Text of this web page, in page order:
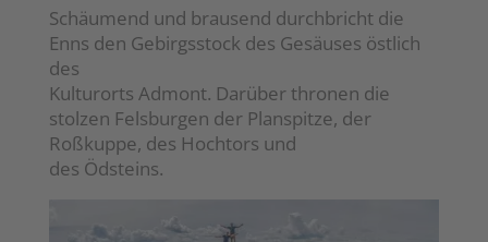
Schäumend und brausend durchbricht die
Enns den Gebirgsstock des Gesäuses östlich
des
Kulturorts Admont. Darüber thronen die
stolzen Felsburgen der Planspitze, der
Roßkuppe, des Hochtors und
des Ödsteins.